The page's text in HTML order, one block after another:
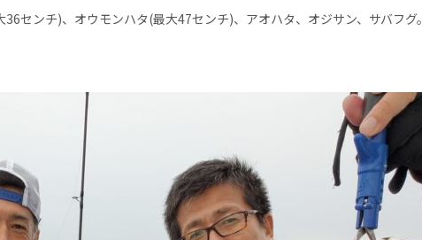
センチ)、オウモンハタ(最大47センチ)、アオハタ、オジサン、サバフグ。